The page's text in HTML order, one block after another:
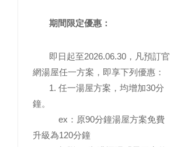
期間限定優惠：
即日起至2026.06.30，凡預訂官
網湯屋任一方案，即享下列優惠：
1. 任一湯屋方案，均增加30分
鐘。
ex：原90分鐘湯屋方案免費
升級為120分鐘